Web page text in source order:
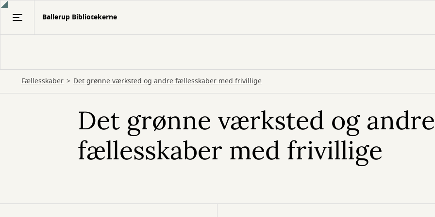
Gå
Ballerup Bibliotekerne
Fællesskaber Det grønne værksted og andre fællesskaber med frivillige
Det grønne værksted og andre
fællesskaber med frivillige